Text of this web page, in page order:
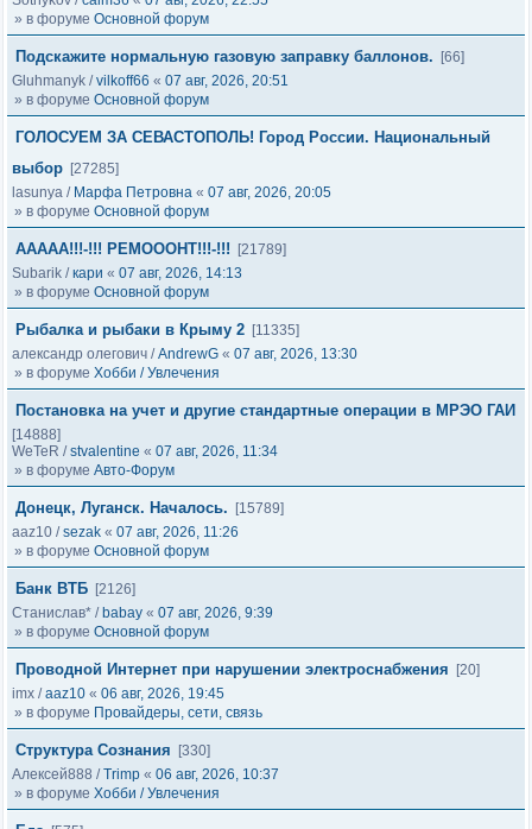
» в форуме Основной форум
Подскажите нормальную газовую заправку баллонов.
[66]
Gluhmanyk /vilkoff66 « 07 авг, 2026, 20:51
» в форуме Основной форум
ГОЛОСУЕМ ЗА СЕВАСТОПОЛЬ! Город России. Национальный
выбор [27285]
lasunya / Марфа Петровна « 07 авг, 2026, 20:05
» в форуме Основной форум
ААААА!!!-!!! РЕМОООНТ!!!-!!!
[21789]
Subarik /кари « 07 авг, 2026, 14:13
» в форуме Основной форум
Рыбалка и рыбаки в Крыму 2 [11335]
александр олегович /AndrewG « 07 авг, 2026, 13:30
» в форуме Хобби / Увлечения
Постановка на учет и другие стандартные операции в МРЭО ГАИ
[14888]
WeTeR /stvalentine « 07 авг, 2026, 11:34
» в форуме Авто-Форум
Донецк, Луганск. Началось.
[15789]
aaz10 /sezak « 07 авг, 2026, 11:26
» в форуме Основной форум
Банк ВТБ [2126]
Станислав* / babay « 07 авг, 2026, 9:39
» в форуме Основной форум
Проводной Интернет при нарушении электроснабжения
[20]
imx /aaz10 « 06 авг, 2026, 19:45
» в форуме Провайдеры, сети, связь
Структура Сознания
[330]
Алексей888 /Trimp « 06 авг, 2026, 10:37
» в форуме Хобби / Увлечения